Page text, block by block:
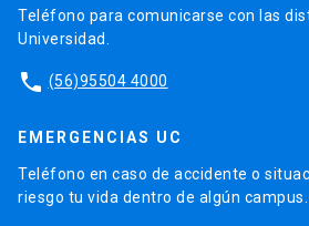
Teléfono para comunicarse con las
Universidad.
phone (56)95504 4000
EMERGENCIAS UC
Teléfono en caso de accidente o
riesgo tu vida dentro de algún campus.